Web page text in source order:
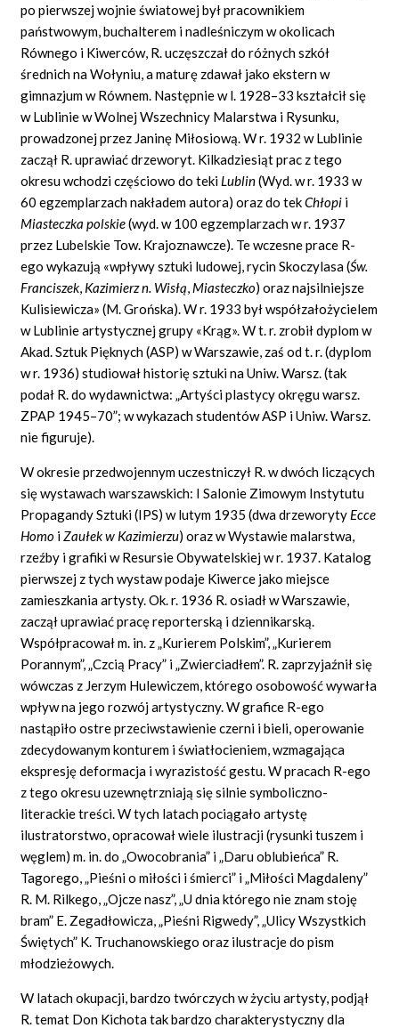
po pierwszej wojnie światowej był pracownikiem
państwowym, buchalterem i nadleśniczym w okolicach
Równego i Kiwerców, R. uczęszczał do różnych szkół
średnich na Wołyniu, a maturę zdawał jako ekstern w
gimnazjum w Równem. Następnie w l. 1928–33 kształcił się
w Lublinie w Wolnej Wszechnicy Malarstwa i Rysunku,
prowadzonej przez Janinę Miłosiową. W r. 1932 w Lublinie
zaczął R. uprawiać drzeworyt. Kilkadziesiąt prac z tego
okresu wchodzi częściowo do teki Lublin(Wyd. w r. 1933 w
60 egzemplarzach nakładem autora) oraz do tekChłopi i
Miasteczka polskie(wyd. w 100 egzemplarzach w r. 1937
przez Lubelskie Tow. Krajoznawcze). Te wczesne prace R-
ego wykazują «wpływy sztuki ludowej, rycin Skoczylasa (Św.
Franciszek, Kazimierz n. Wisłą, Miasteczko) oraz najsilniejsze
Kulisiewicza» (M. Grońska). W r. 1933 był współzałożycielem
w Lublinie artystycznej grupy «Krąg». W t. r. zrobił dyplom w
Akad. Sztuk Pięknych (ASP) w Warszawie, zaś od t. r. (dyplom
w r. 1936) studiował historię sztuki na Uniw. Warsz. (tak
podał R. do wydawnictwa: „Artyści plastycy okręgu warsz.
ZPAP 1945–70”; w wykazach studentów ASP i Uniw. Warsz.
nie figuruje).
W okresie przedwojennym uczestniczył R. w dwóch liczących
się wystawach warszawskich: I Salonie Zimowym Instytutu
Propagandy Sztuki (IPS) w lutym 1935 (dwa drzeworyty Ecce
Homo iZaułek w Kazimierzu) oraz w Wystawie malarstwa,
rzeźby i grafiki w Resursie Obywatelskiej w r. 1937. Katalog
pierwszej z tych wystaw podaje Kiwerce jako miejsce
zamieszkania artysty. Ok. r. 1936 R. osiadł w Warszawie,
zaczął uprawiać pracę reporterską i dziennikarską.
Współpracował m. in. z „Kurierem Polskim”, „Kurierem
Porannym”, „Czcią Pracy” i „Zwierciadłem”. R. zaprzyjaźnił się
wówczas z Jerzym Hulewiczem, którego osobowość wywarła
wpływ na jego rozwój artystyczny. W grafice R-ego
nastąpiło ostre przeciwstawienie czerni i bieli, operowanie
zdecydowanym konturem i światłocieniem, wzmagająca
ekspresję deformacja i wyrazistość gestu. W pracach R-ego
z tego okresu uzewnętrzniają się silnie symboliczno-
literackie treści. W tych latach pociągało artystę
ilustratorstwo, opracował wiele ilustracji (rysunki tuszem i
węglem) m. in. do „Owocobrania” i „Daru oblubieńca” R.
Tagorego, „Pieśni o miłości i śmierci” i „Miłości Magdaleny”
R. M. Rilkego, „Ojcze nasz”, „U dnia którego nie znam stoję
bram” E. Zegadłowicza, „Pieśni Rigwedy”, „Ulicy Wszystkich
Świętych” K. Truchanowskiego oraz ilustracje do pism
młodzieżowych.
W latach okupacji, bardzo twórczych w życiu artysty, podjął
R. temat Don Kichota tak bardzo charakterystyczny dla